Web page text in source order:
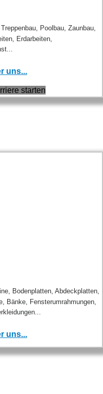
Poolbau, Zaunbau,
Erdarbeiten,
uns...
starten
Bodenplatten, Abdeckplatten,
Bänke, Fensterumrahmungen,
uns...